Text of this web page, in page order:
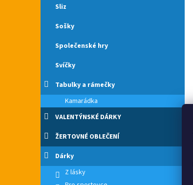
Sliz
Sošky
Společenské hry
Svíčky
Tabulky a rámečky
Kamarádka
VALENTÝNSKÉ DÁRKY
ŽERTOVNÉ OBLEČENÍ
Dárky
Z lásky